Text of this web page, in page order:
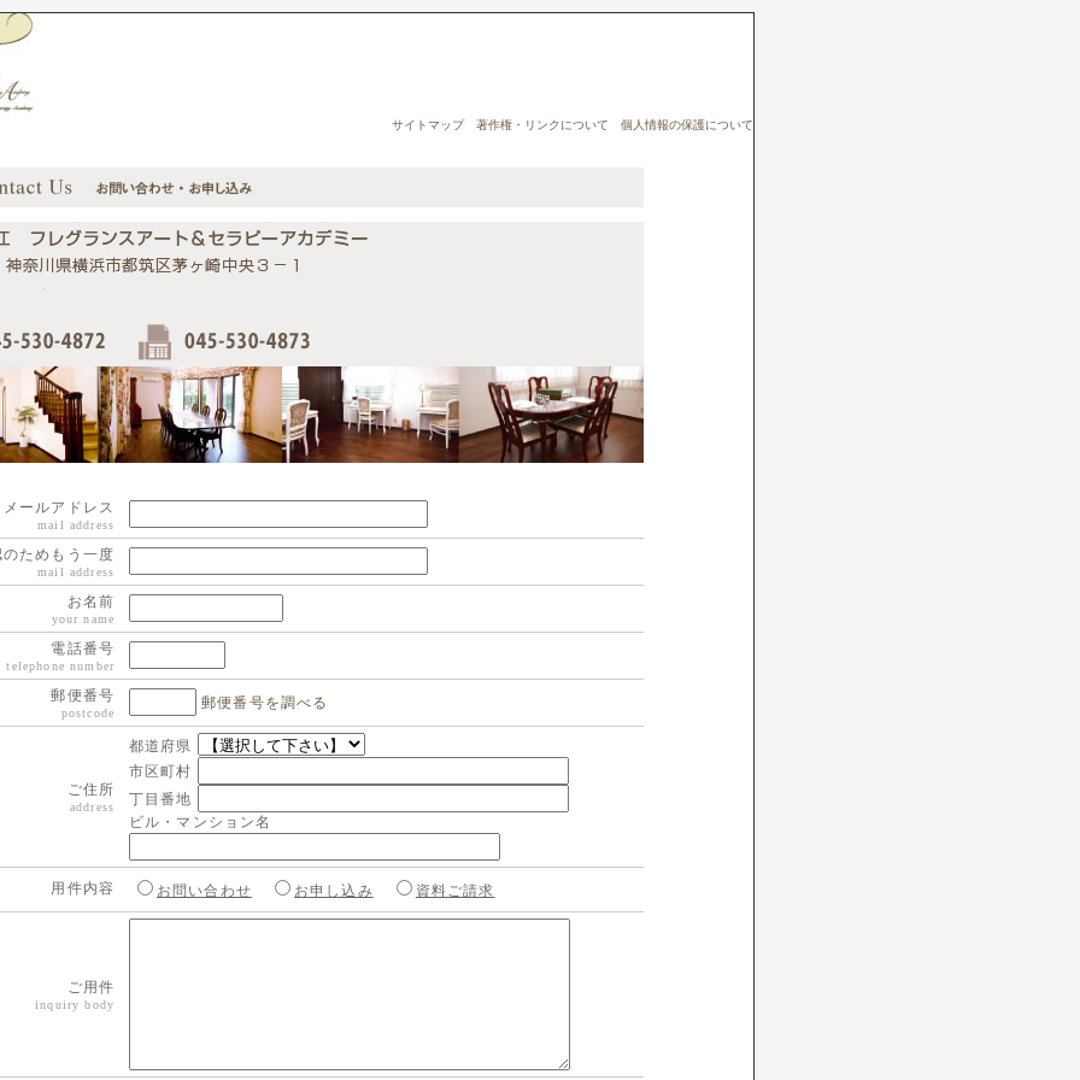
サイトマップ 著作権・リンクについて 個人情報の保護について
メールアドレス
mail address
のためもう一度
mail address
お名前
your name
電話番号
telephone number
郵便番号
postcode
郵便番号を調べる
ご住所
address
都道府県
市区町村
丁目番地
ビル・マンション名
用件内容 お問い合わせ お申し込み 資料ご請求
ご用件
inquiry body